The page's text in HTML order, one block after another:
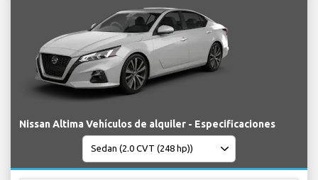
Nissan Altima Vehículos de alquiler - Especificaciones